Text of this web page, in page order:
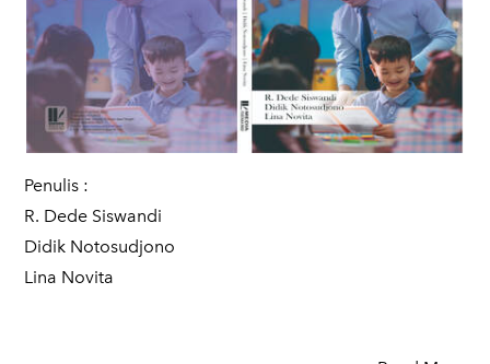
Penulis :
​R. Dede Siswandi
Didik Notosudjono
Lina Novita